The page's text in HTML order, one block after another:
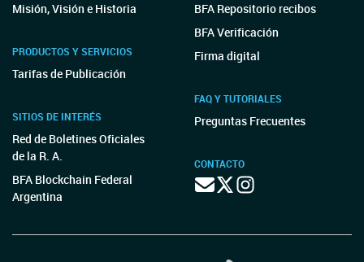
Misión, Visión e Historia
PRODUCTOS Y SERVICIOS
Tarifas de Publicación
SITIOS DE INTERÉS
Red de Boletines Oficiales
de la R. A.
BFA Blockchain Federal
Argentina
BFA Repositorio recibos
BFA Verificación
Firma digital
FAQ Y TUTORIALES
Preguntas Frecuentes
CONTACTO